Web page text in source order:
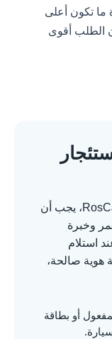
ما تكون أعلى
الطلب أقوى
لاستئجار سيارة في البرتغال عبر RosCar.pt، يجب أن
وخبرة
استلام
هوية صالحة،
أو بطاقة